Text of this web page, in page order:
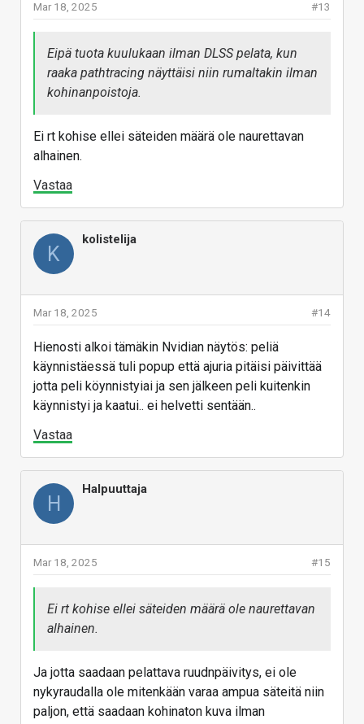
#13
Mar 18, 2025
Eipä tuota kuulukaan ilman DLSS pelata, kun
raaka pathtracing näyttäisi niin rumaltakin ilman
kohinanpoistoja.
Ei rt kohise ellei säteiden määrä ole naurettavan
alhainen.
Vastaa
K
kolistelija
#14
Mar 18, 2025
Hienosti alkoi tämäkin Nvidian näytös: peliä
käynnistäessä tuli popup että ajuria pitäisi päivittää
jotta peli köynnistyiai ja sen jälkeen peli kuitenkin
käynnistyi ja kaatui.. ei helvetti sentään..
Vastaa
H
Halpuuttaja
#15
Mar 18, 2025
Ei rt kohise ellei säteiden määrä ole naurettavan
alhainen.
Ja jotta saadaan pelattava ruudnpäivitys, ei ole
nykyraudalla ole mitenkään varaa ampua säteitä niin
paljon, että saadaan kohinaton kuva ilman